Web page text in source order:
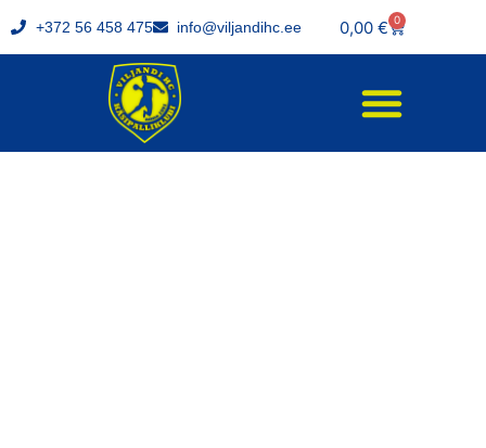
+372 56 458 475 info@viljandihc.ee 0,00 € 0